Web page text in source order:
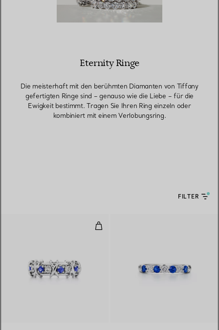
Eternity Ringe
Die meisterhaft mit den berühmten Diamanten von Tiffany
gefertigten Ringe sind – genauso wie die Liebe – für die
Ewigkeit bestimmt. Tragen Sie Ihren Ring einzeln oder
kombiniert mit einem Verlobungsring.
FILTER
Ring mit Diamanten und